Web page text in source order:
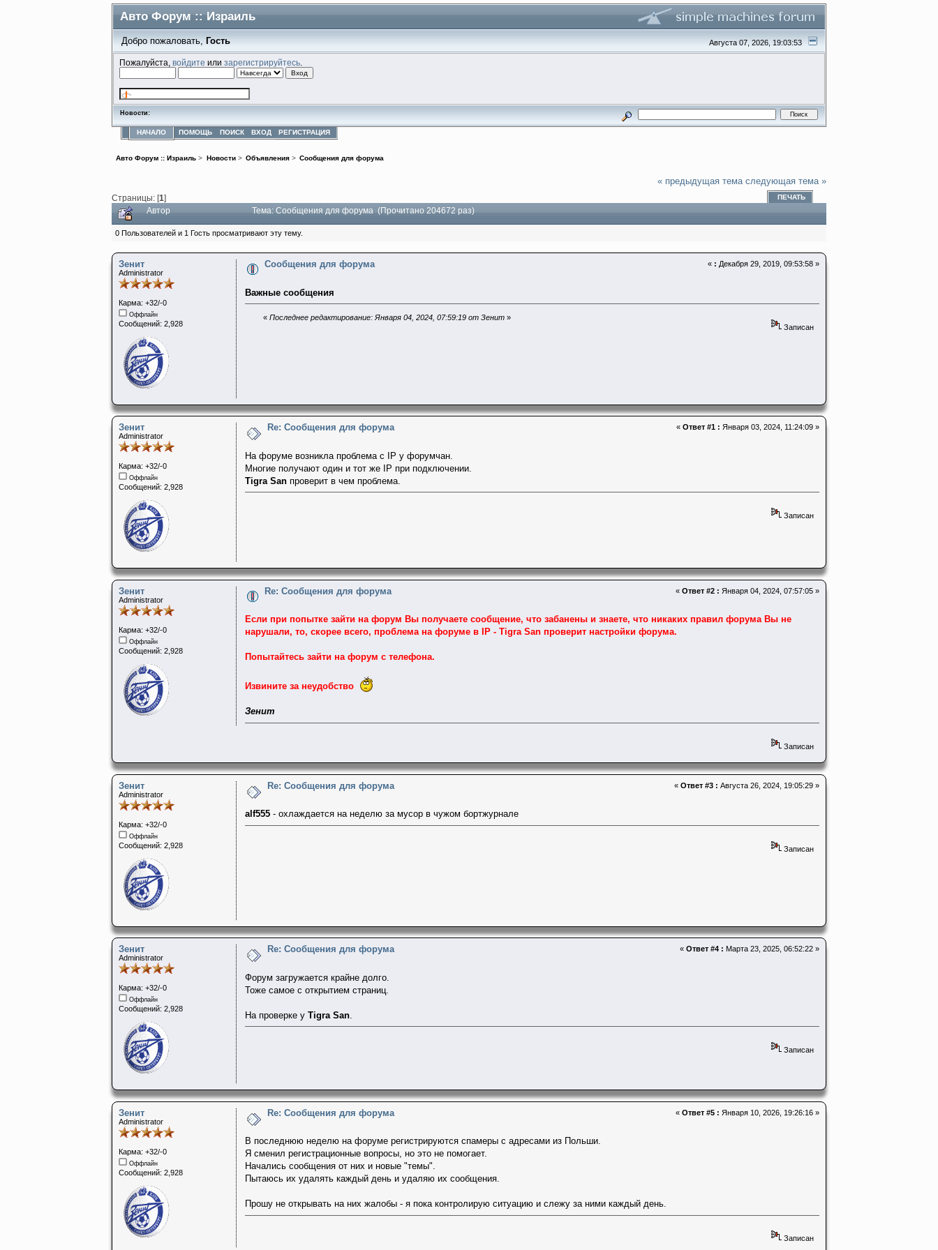
Авто Форум :: Израиль
Августа 07, 2026, 19:03:53
Добро пожаловать, Гость
Пожалуйста,войдите илизарегистрируйтесь
Новости:
НАЧАЛО ПОМОЩЬ ПОИСК ВХОД РЕГИСТРАЦИЯ
Авто Форум :: Израиль > Новости> Объявления> Сообщения для форума
« предыдущая тема следующая тема »
Страницы: [1] ПЕЧАТЬ
Автор Тема: Сообщения для форума (Прочитано 204672 раз)
0 Пользователей и 1 Гость просматривают эту тему.
Зенит
Administrator
Карма: +32/-0
Оффлайн
Сообщений: 2,928
Сообщения для форума « : Декабря 29, 2019, 09:53:58 »
Важные сообщения
« Последнее редактирование: Января 04, 2024, 07:59:19 от Зенит»
Записан
Зенит
Administrator
Карма: +32/-0
Оффлайн
Сообщений: 2,928
Re: Сообщения для форума « Ответ #1 : Января 03, 2024, 11:24:09 »
На форуме возникла проблема с IP у форумчан.
Многие получают один и тот же IP при подключении.
Tigra Sanпроверит в чем проблема.
Записан
Зенит
Administrator
Карма: +32/-0
Оффлайн
Сообщений: 2,928
Re: Сообщения для форума « Ответ #2 : Января 04, 2024, 07:57:05 »
Если при попытке зайти на форум Вы получаете сообщение, что забанены и знаете, что никаких правил форума Вы не
нарушали, то, скорее всего, проблема на форуме в IP - Tigra Sanпроверит настройки форума.
Попытайтесь зайти на форум с телефона.
Извините за неудобство
Зенит
Записан
Зенит
Administrator
Карма: +32/-0
Оффлайн
Сообщений: 2,928
Re: Сообщения для форума « Ответ #3 : Августа 26, 2024, 19:05:29 »
alf555- охлаждается на неделю за мусор в чужом бортжурнале
Записан
Зенит
Administrator
Карма: +32/-0
Оффлайн
Сообщений: 2,928
Re: Сообщения для форума « Ответ #4 : Марта 23, 2025, 06:52:22 »
Форум загружается крайне долго.
Тоже самое с открытием страниц.
На проверке у Tigra San.
Записан
Зенит
Administrator
Карма: +32/-0
Оффлайн
Сообщений: 2,928
Re: Сообщения для форума « Ответ #5 : Января 10, 2026, 19:26:16 »
В последнюю неделю на форуме регистрируются спамеры с адресами из Польши.
Я сменил регистрационные вопросы, но это не помогает.
Начались сообщения от них и новые "темы".
Пытаюсь их удалять каждый день и удаляю их сообщения.
Прошу не открывать на них жалобы - я пока контролирую ситуацию и слежу за ними каждый день.
Записан